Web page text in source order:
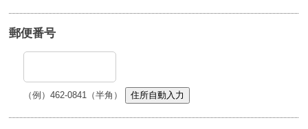
郵便番号
（例）462-0841（半角） 住所自動入力